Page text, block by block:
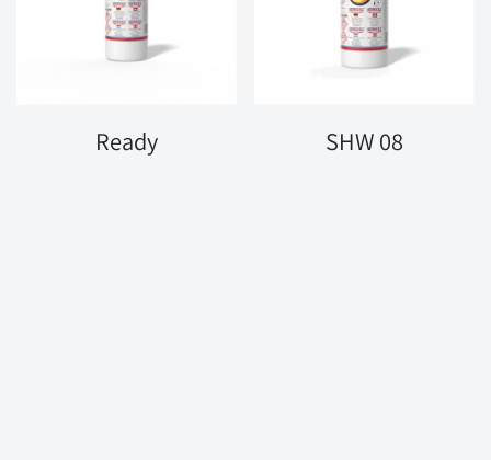
Ready SHW 08